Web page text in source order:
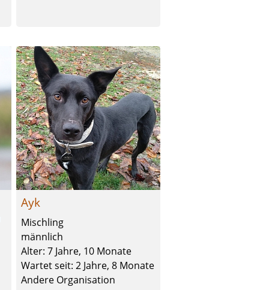
Ayk
Mischling
männlich
Alter: 7 Jahre, 10 Monate
Wartet seit: 2 Jahre, 8 Monate
Andere Organisation